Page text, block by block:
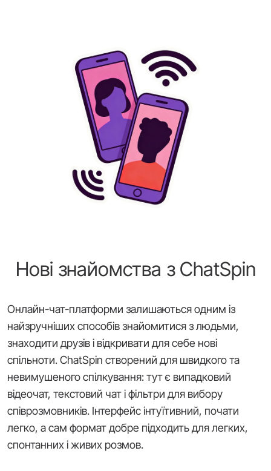
Нові знайомства з ChatSpin
Онлайн-чат-платформи залишаються одним із
найзручніших способів знайомитися з людьми,
знаходити друзів і відкривати для себе нові
спільноти. ChatSpin створений для швидкого та
невимушеного спілкування: тут є випадковий
відеочат, текстовий чат і фільтри для вибору
співрозмовників. Інтерфейс інтуїтивний, почати
легко, а сам формат добре підходить для легких,
спонтанних і живих розмов.